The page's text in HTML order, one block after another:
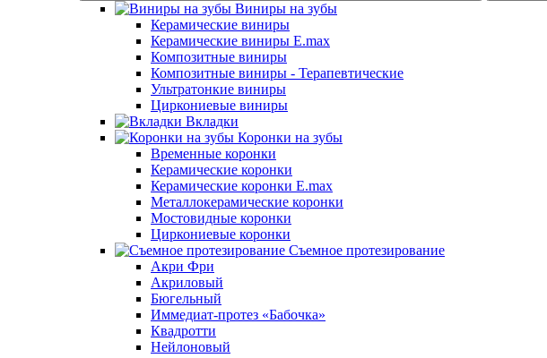
Виниры на зубы
Керамические виниры
Керамические виниры E.max
Композитные виниры
Композитные виниры - Терапевтические
Ультратонкие виниры
Циркониевые виниры
Вкладки
Коронки на зубы
Временные коронки
Керамические коронки
Керамические коронки E.max
Металлокерамические коронки
Мостовидные коронки
Циркониевые коронки
Съемное протезирование
Акри Фри
Акриловый
Бюгельный
Иммедиат-протез «Бабочка»
Квадротти
Нейлоновый